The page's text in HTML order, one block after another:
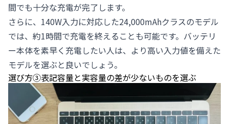
間でも十分な充電が完了します。
さらに、140W入力に対応した24,000mAhクラスのモデル
では、約1時間で充電を終えることも可能です。バッテリ
ー本体を素早く充電したい人は、より高い入力値を備えた
モデルを選ぶと良いでしょう。
選び方③表記容量と実容量の差が少ないものを選ぶ